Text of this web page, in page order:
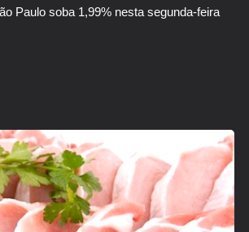
Paulo soba 1,99% nesta segunda-feira